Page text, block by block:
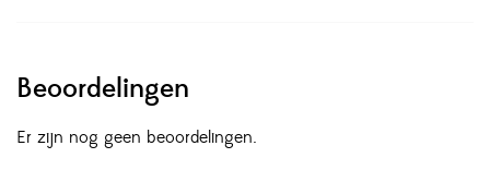
Beoordelingen
Er zijn nog geen beoordelingen.